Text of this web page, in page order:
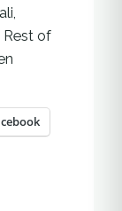
Rest of